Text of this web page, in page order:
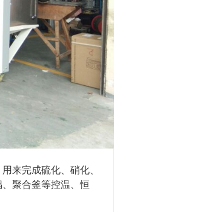
来完成硫化、硝化、
聚合釜等控温、恒